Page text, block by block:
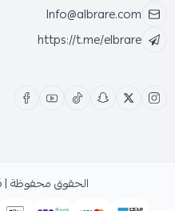
Info@albrare.com
https://t.me/elbrare
الحقوق محفوظة | 2026